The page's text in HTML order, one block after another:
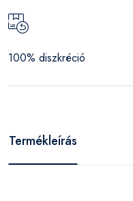
100% diszkréció
Termékleírás